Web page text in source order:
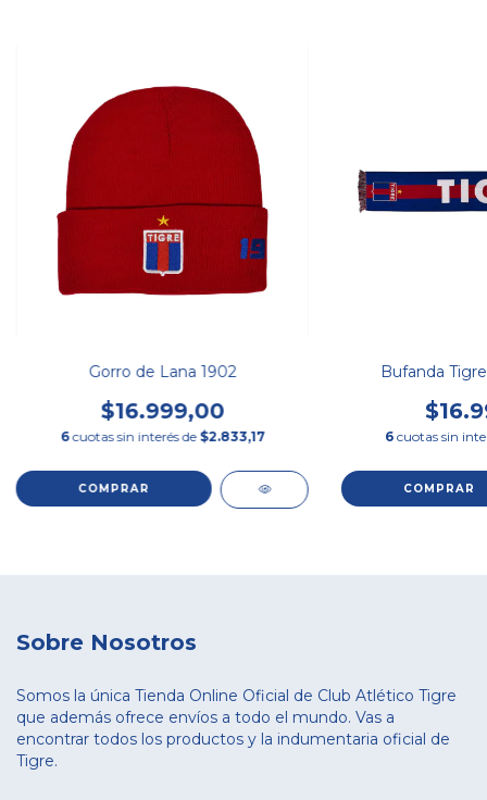
Gorro de Lana 1902
$16.999,00
6 cuotas sin interés de $2.833,17
Bufanda
6 cuotas sin
Sobre Nosotros
Somos la única Tienda Online Oficial de Club Atlético Tigre
que además ofrece envíos a todo el mundo. Vas a
encontrar todos los productos y la indumentaria oficial de
Tigre.